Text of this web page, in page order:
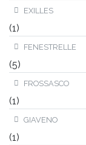
EXILLES
(1)
FENESTRELLE
(5)
FROSSASCO
(1)
GIAVENO
(1)